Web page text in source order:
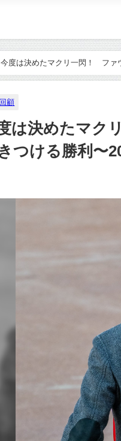
今度は決めたマクリ一閃！ ファ
顧
度は決めたマ
つける勝利〜